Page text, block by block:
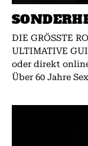
DIE GRÖSSTE
ULTIMATIVE
oder direkt
Über 60 Jahre